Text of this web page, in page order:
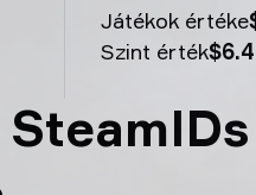
Játékok értéke
Szint érték